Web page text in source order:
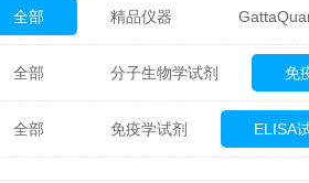
全部 精品仪器
Glycon Biochem Sterlitech
Echelon Biosciences Verichem
全部 分子生物学试剂 免
化学及生物化学试剂 材料学试剂
全部 免疫学试剂 ELISA